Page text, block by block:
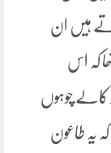
ہیں ان
کہ اس
کالے چوہوں
یہ طاعون